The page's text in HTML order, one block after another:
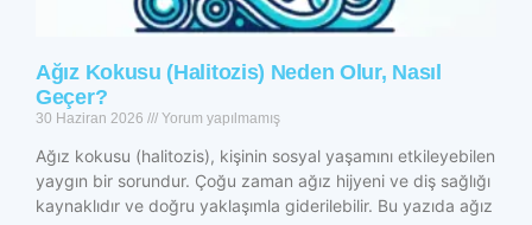
Ağız Kokusu (Halitozis) Neden Olur, Nasıl
Geçer?
30 Haziran 2026 Yorum yapılmamış
Ağız kokusu (halitozis), kişinin sosyal yaşamını etkileyebilen
yaygın bir sorundur. Çoğu zaman ağız hijyeni ve diş sağlığı
kaynaklıdır ve doğru yaklaşımla giderilebilir. Bu yazıda ağız